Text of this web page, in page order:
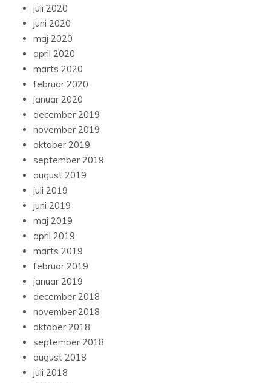
juli 2020
juni 2020
maj 2020
april 2020
marts 2020
februar 2020
januar 2020
december 2019
november 2019
oktober 2019
september 2019
august 2019
juli 2019
juni 2019
maj 2019
april 2019
marts 2019
februar 2019
januar 2019
december 2018
november 2018
oktober 2018
september 2018
august 2018
juli 2018